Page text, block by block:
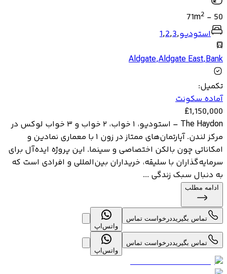
50
-
71m2
استودیو,
1,2,3
Aldgate,Aldgate East,Bank
تکمیل:
آماده سکونت
£1,150,000
The Haydon – استودیو، ۱ خواب، ۲ خواب و ۳ خواب لوکس در
مرکز لندن. آپارتمان‌های ممتاز در زون ۱ با معماری نمادین و
امکاناتی چون بالکن اختصاصی و سینما. این پروژه ایده‌آل برای
سرمایه‌گذاران با سلیقه، خریداران بین‌المللی و افرادی است که
به دنبال سبک زندگی ...
ادامه مطلب
تماس بگیریددرخواست تماس
واتس‌اپ
تماس بگیریددرخواست تماس
واتس‌اپ